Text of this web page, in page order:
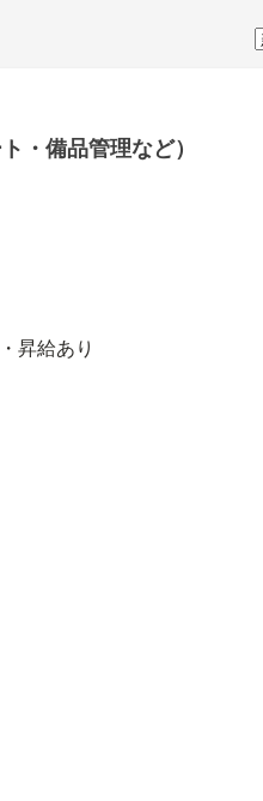
・備品管理など）
昇給あり